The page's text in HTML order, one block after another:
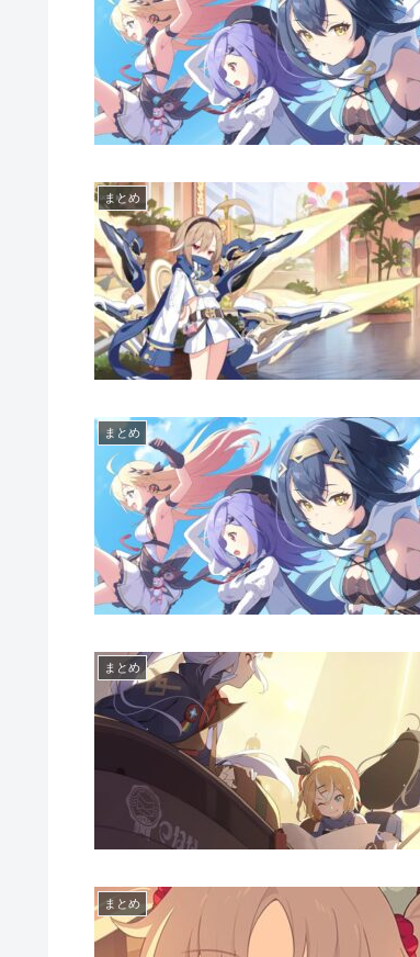
まとめ
まとめ
まとめ
まとめ